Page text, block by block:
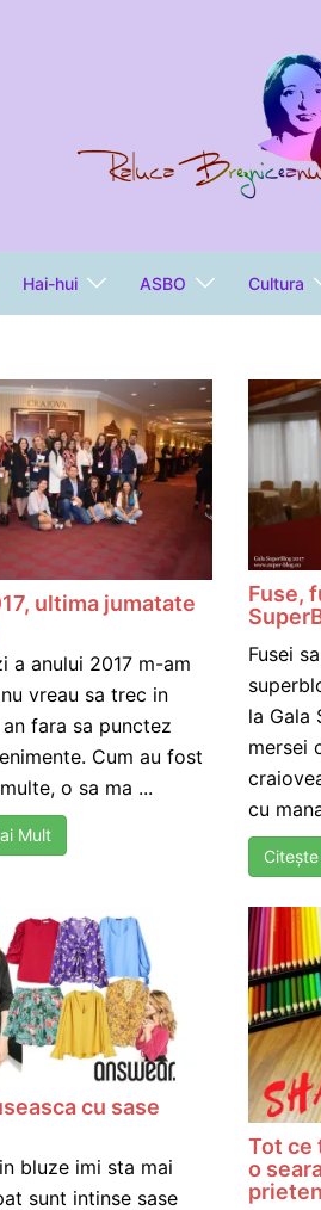
Hai-hui ASBO Cultura
ultima jumatate
a anului 2017 m-am
vreau sa trec in
fara sa punctez
Cum au fost
o sa ma ...
Mult
Fuse,
Fusei
la Gala
mersei
cu
cu sase
bluze imi sta mai
sunt intinse sase
Tot ce
o